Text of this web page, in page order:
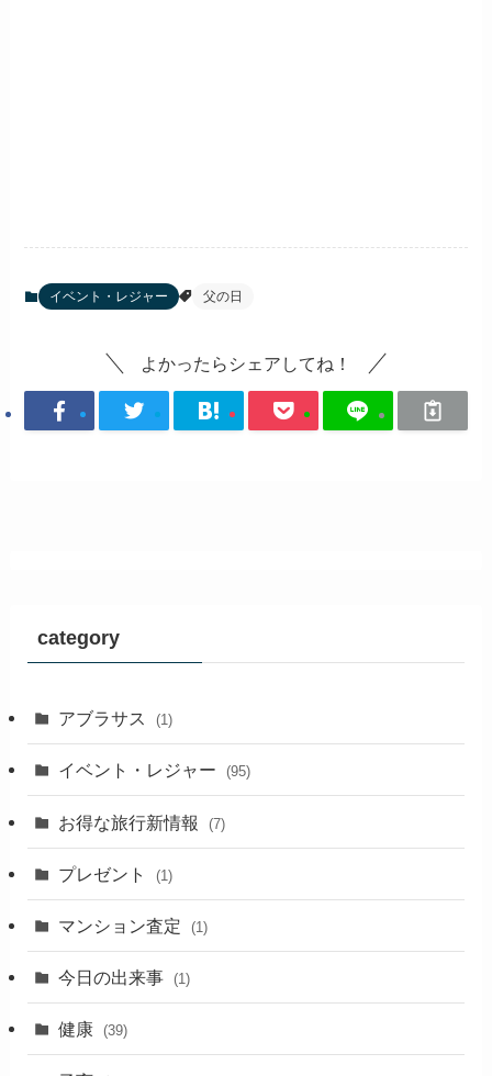
イベント・レジャー 父の日
よかったらシェアしてね！
category
アブラサス (1)
イベント・レジャー (95)
お得な旅行新情報 (7)
プレゼント (1)
マンション査定 (1)
今日の出来事 (1)
健康 (39)